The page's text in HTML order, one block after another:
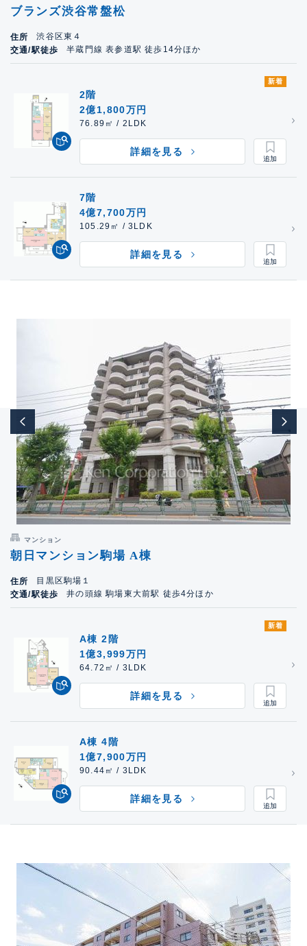
ブランズ渋谷常盤松
住所
渋谷区東４
交通/駅徒歩
半蔵門線 表参道駅 徒歩14分ほか
新着
2階
2億1,800万円
76.89㎡ / 2LDK
詳細を見る
7階
4億7,700万円
105.29㎡ / 3LDK
詳細を見る
マンション
朝日マンション駒場 A棟
住所
目黒区駒場１
交通/駅徒歩
井の頭線 駒場東大前駅 徒歩4分ほか
新着
A棟 2階
1億3,999万円
64.72㎡ / 3LDK
詳細を見る
A棟 4階
1億7,900万円
90.44㎡ / 3LDK
詳細を見る